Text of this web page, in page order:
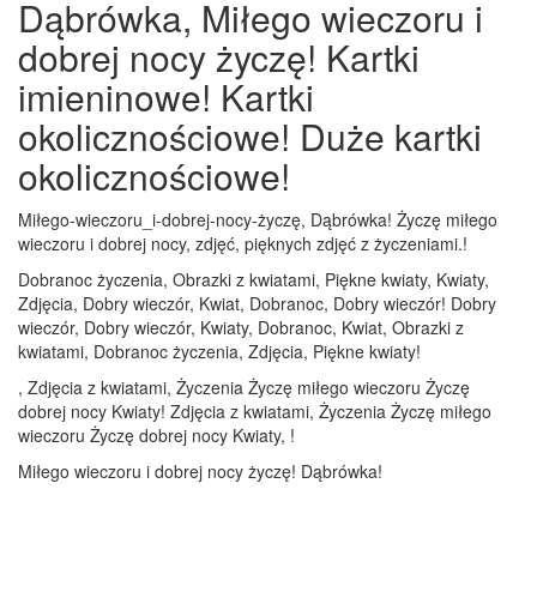
Dąbrówka, Miłego wieczoru i
dobrej nocy życzę! Kartki
imieninowe! Kartki
okolicznościowe! Duże kartki
okolicznościowe!
Miłego-wieczoru_i-dobrej-nocy-życzę, Dąbrówka! Życzę miłego
wieczoru i dobrej nocy, zdjęć, pięknych zdjęć z życzeniami.!
Dobranoc życzenia, Obrazki z kwiatami, Piękne kwiaty, Kwiaty,
Zdjęcia, Dobry wieczór, Kwiat, Dobranoc, Dobry wieczór! Dobry
wieczór, Dobry wieczór, Kwiaty, Dobranoc, Kwiat, Obrazki z
kwiatami, Dobranoc życzenia, Zdjęcia, Piękne kwiaty!
, Zdjęcia z kwiatami, Życzenia Życzę miłego wieczoru Życzę
dobrej nocy Kwiaty! Zdjęcia z kwiatami, Życzenia Życzę miłego
wieczoru Życzę dobrej nocy Kwiaty, !
Miłego wieczoru i dobrej nocy życzę! Dąbrówka!